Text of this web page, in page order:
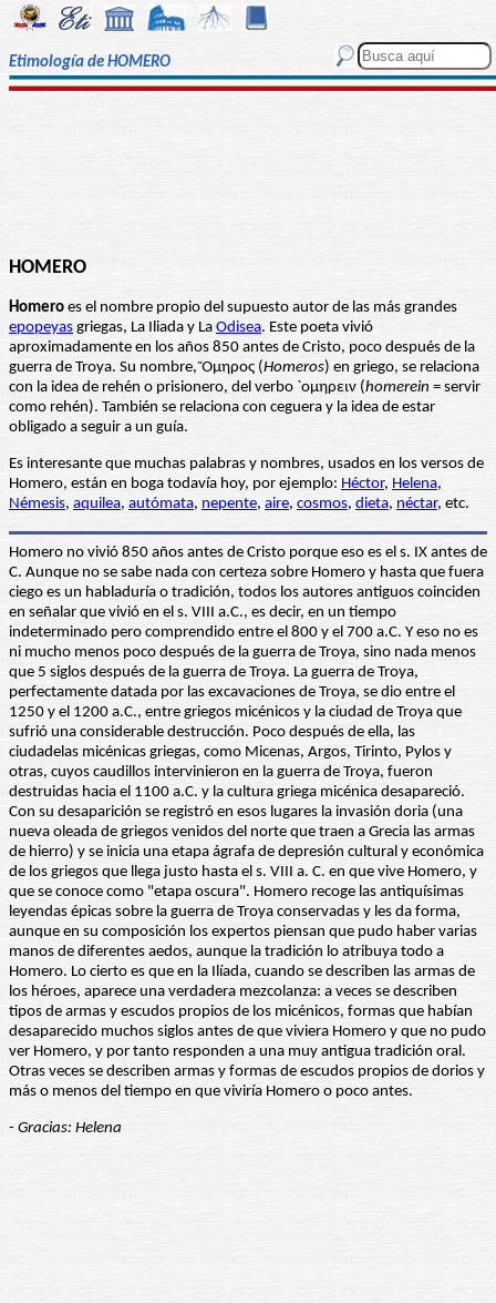
Etimología de HOMERO
HOMERO
Homero es el nombre propio del supuesto autor de las más grandes
epopeyas griegas, La Iliada y La Odisea. Este poeta vivió
aproximadamente en los años 850 antes de Cristo, poco después de la
guerra de Troya. Su nombre, Ὅμηρος (Homeros) en griego, se relaciona
con la idea de rehén o prisionero, del verbo `ομηρειν (homerein = servir
como rehén). También se relaciona con ceguera y la idea de estar
obligado a seguir a un guía.
Es interesante que muchas palabras y nombres, usados en los versos de
Homero, están en boga todavía hoy, por ejemplo: Héctor, Helena,
Némesis, aquilea, autómata, nepente, aire, cosmos, dieta, néctar, etc.
Homero no vivió 850 años antes de Cristo porque eso es el s. IX antes de
C. Aunque no se sabe nada con certeza sobre Homero y hasta que fuera
ciego es un habladuría o tradición, todos los autores antiguos coinciden
en señalar que vivió en el s. VIII a.C., es decir, en un tiempo
indeterminado pero comprendido entre el 800 y el 700 a.C. Y eso no es
ni mucho menos poco después de la guerra de Troya, sino nada menos
que 5 siglos después de la guerra de Troya. La guerra de Troya,
perfectamente datada por las excavaciones de Troya, se dio entre el
1250 y el 1200 a.C., entre griegos micénicos y la ciudad de Troya que
sufrió una considerable destrucción. Poco después de ella, las
ciudadelas micénicas griegas, como Micenas, Argos, Tirinto, Pylos y
otras, cuyos caudillos intervinieron en la guerra de Troya, fueron
destruidas hacia el 1100 a.C. y la cultura griega micénica desapareció.
Con su desaparición se registró en esos lugares la invasión doria (una
nueva oleada de griegos venidos del norte que traen a Grecia las armas
de hierro) y se inicia una etapa ágrafa de depresión cultural y económica
de los griegos que llega justo hasta el s. VIII a. C. en que vive Homero, y
que se conoce como "etapa oscura". Homero recoge las antiquísimas
leyendas épicas sobre la guerra de Troya conservadas y les da forma,
aunque en su composición los expertos piensan que pudo haber varias
manos de diferentes aedos, aunque la tradición lo atribuya todo a
Homero. Lo cierto es que en la Ilíada, cuando se describen las armas de
los héroes, aparece una verdadera mezcolanza: a veces se describen
tipos de armas y escudos propios de los micénicos, formas que habían
desaparecido muchos siglos antes de que viviera Homero y que no pudo
ver Homero, y por tanto responden a una muy antigua tradición oral.
Otras veces se describen armas y formas de escudos propios de dorios y
más o menos del tiempo en que viviría Homero o poco antes.
- Gracias: Helena